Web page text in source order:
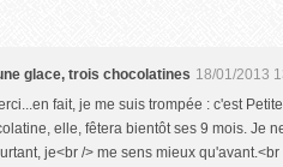
glace, trois chocolatines 18/01/2013
fait, je me suis trompée : c'est
elle, fêtera bientôt ses 9 mois. Je
je<br /> me sens mieux